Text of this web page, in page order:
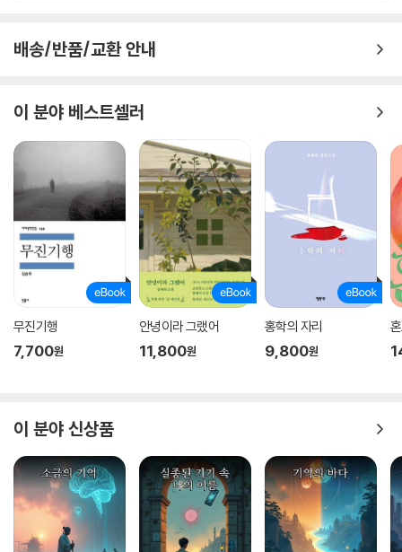
배송/반품/교환 안내
이 분야 베스트셀러
무진기행
7,700원
안녕이라 그랬어
11,800원
홍학의 자리
9,800원
이 분야 신상품